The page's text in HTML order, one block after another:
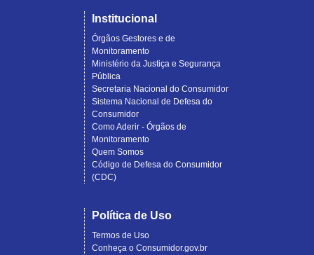
Institucional
Órgãos Gestores e de
Monitoramento
Ministério da Justiça e Segurança
Pública
Secretaria Nacional do Consumidor
Sistema Nacional de Defesa do
Consumidor
Como Aderir - Órgãos de
Monitoramento
Quem Somos
Código de Defesa do Consumidor
(CDC)
Política de Uso
Termos de Uso
Conheça o Consumidor.gov.br